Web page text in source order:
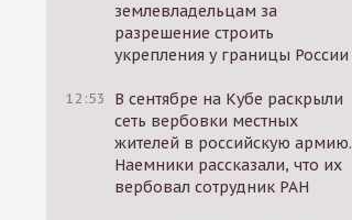
землевладельцам за
разрешение строить
укрепления у границы России
12:53
В сентябре на Кубе раскрыли
сеть вербовки местных
жителей в российскую армию.
Наемники рассказали, что их
вербовал сотрудник РАН